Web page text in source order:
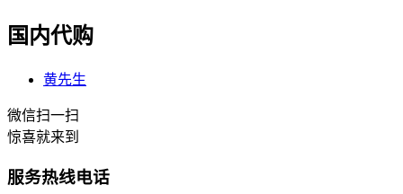
国内代购
黄先生
微信扫一扫
惊喜就来到
服务热线电话